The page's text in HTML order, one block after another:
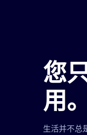
您
用。
生活并不总